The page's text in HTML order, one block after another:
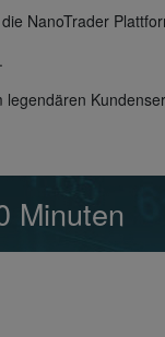
NanoTrader
Minuten